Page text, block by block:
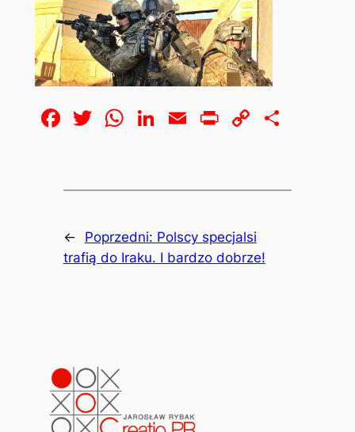
Facebook
Twitter
WhatsApp
LinkedIn
EmailPrintCopy
← Poprzedni: Polscy specjalsi
trafią do Iraku. I bardzo dobrze!